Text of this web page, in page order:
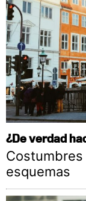
¿De verdad
esquemas